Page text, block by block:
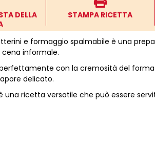
DELLA
STAMPA RICETTA
e formaggio spalmabile è una
cena informale.
con la cremosità del
delicato.
ricetta versatile che può essere